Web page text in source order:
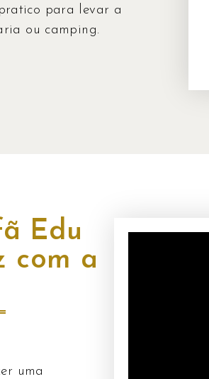
para levar a
ou camping.
Edu
com a
uma